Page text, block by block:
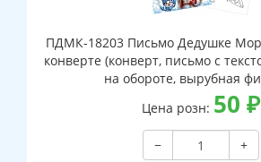
ПДМК-18203 Письмо Дедушке
конверте (конверт, письмо с
на обороте, вырубная
Цена розн: 50 ₽
−
+